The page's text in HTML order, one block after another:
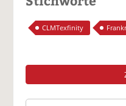
CLMTexfinity